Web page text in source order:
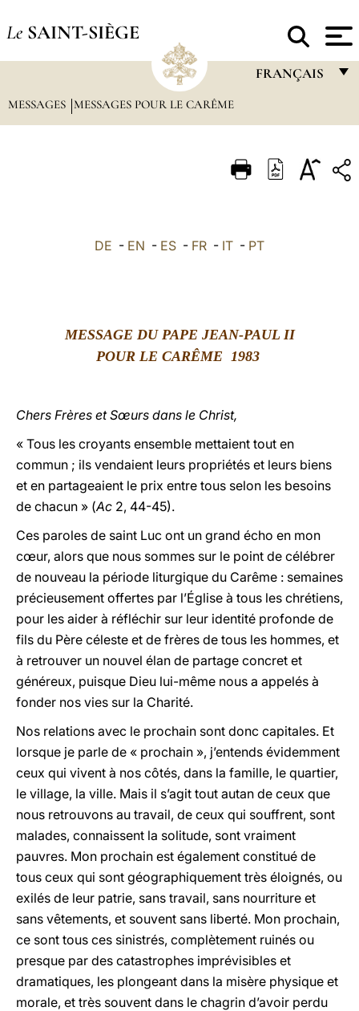
Le SAINT-SIÈGE
FRANÇAIS
ITALIANO
中文
MESSAGES MESSAGES POUR LE CARÊME
DE - EN - ES - FR - IT - PT
MESSAGE DU PAPE JEAN-PAUL II
POUR LE CARÊME 1983
Chers Frères et Sœurs dans le Christ,
« Tous les croyants ensemble mettaient tout en
commun ; ils vendaient leurs propriétés et leurs biens
et en partageaient le prix entre tous selon les besoins
de chacun » (Ac 2, 44-45).
Ces paroles de saint Luc ont un grand écho en mon
cœur, alors que nous sommes sur le point de célébrer
de nouveau la période liturgique du Carême : semaines
précieusement offertes par l’Église à tous les chrétiens,
pour les aider à réfléchir sur leur identité profonde de
fils du Père céleste et de frères de tous les hommes, et
à retrouver un nouvel élan de partage concret et
généreux, puisque Dieu lui-même nous a appelés à
fonder nos vies sur la Charité.
Nos relations avec le prochain sont donc capitales. Et
lorsque je parle de « prochain », j’entends évidemment
ceux qui vivent à nos côtés, dans la famille, le quartier,
le village, la ville. Mais il s’agit tout autan de ceux que
nous retrouvons au travail, de ceux qui souffrent, sont
malades, connaissent la solitude, sont vraiment
pauvres. Mon prochain est également constitué de
tous ceux qui sont géographiquement très éloignés, ou
exilés de leur patrie, sans travail, sans nourriture et
sans vêtements, et souvent sans liberté. Mon prochain,
ce sont tous ces sinistrés, complètement ruinés ou
presque par des catastrophes imprévisibles et
dramatiques, les plongeant dans la misère physique et
morale, et très souvent dans le chagrin d’avoir perdu